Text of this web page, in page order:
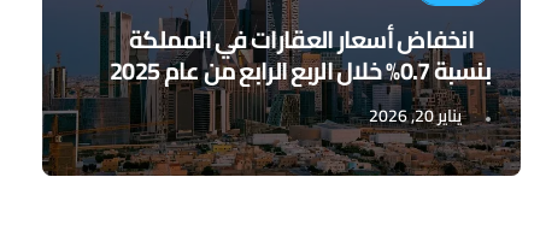
انخفاض أسعار العقارات في المملكة
بنسبة 0.7% خلال الربع الرابع من عام 2025
يناير 20, 2026